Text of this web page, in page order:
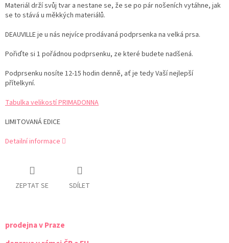
Materiál drží svůj tvar a nestane se, že se po pár nošeních vytáhne, jak
se to stává u měkkých materiálů.
DEAUVILLE je u nás nejvíce prodávaná podprsenka na velká prsa.
Pořiďte si 1 pořádnou podprsenku, ze které budete nadšená.
Podprsenku nosíte 12-15 hodin denně, ať je tedy Vaší nejlepší
přítelkyní.
Tabulka velikostí PRIMADONNA
LIMITOVANÁ EDICE
Detailní informace
ZEPTAT SE SDÍLET
prodejna v Praze